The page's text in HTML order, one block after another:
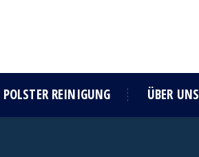
POLSTER REINIGUNG ÜBER UNS